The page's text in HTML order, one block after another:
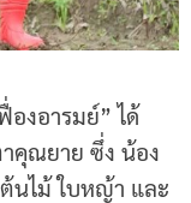
องอารมย์” ได้
คุณยาย ซึ่ง น้อง
นไม้ ใบหญ้า และ